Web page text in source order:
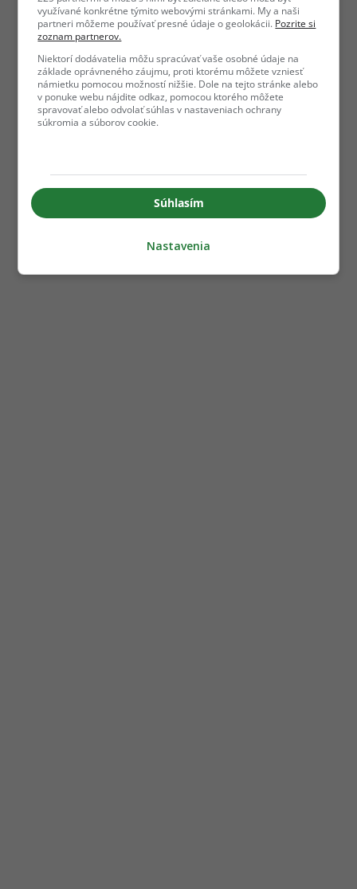
využívané konkrétne týmito webovými stránkami. My a naši
partneri môžeme používať presné údaje o geolokácii. Pozrite si
zoznam partnerov.
Niektorí dodávatelia môžu spracúvať vaše osobné údaje na
základe oprávneného záujmu, proti ktorému môžete vzniesť
námietku pomocou možností nižšie. Dole na tejto stránke alebo
v ponuke webu nájdite odkaz, pomocou ktorého môžete
spravovať alebo odvolať súhlas v nastaveniach ochrany
súkromia a súborov cookie.
Súhlasím
Nastavenia